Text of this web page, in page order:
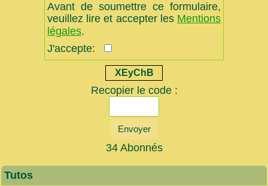
Avant de soumettre ce formulaire,
veuillez lire et accepter les Mentions
légales.
J'accepte:
XEyChB
Recopier le code :
Envoyer
34 Abonnés
Tutos